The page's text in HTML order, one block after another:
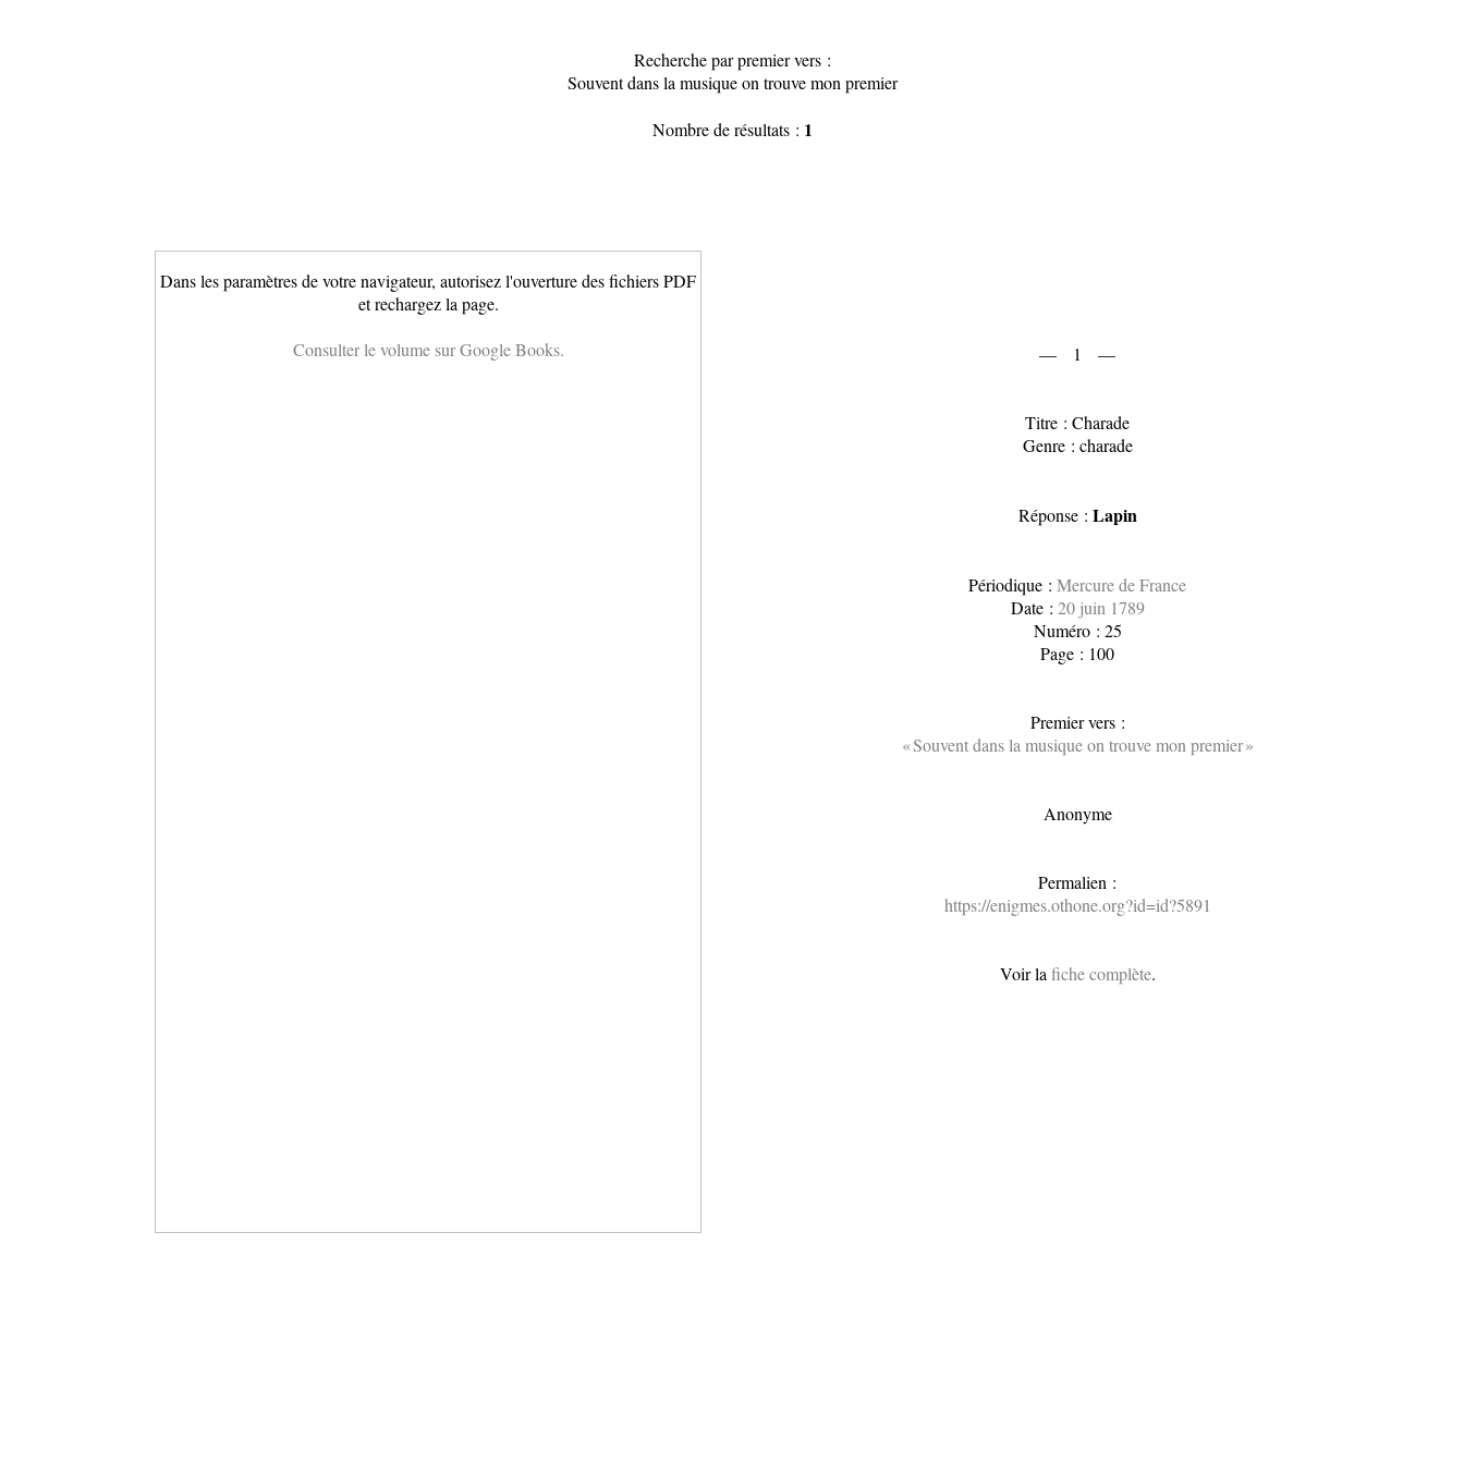
Recherche par premier vers :
Souvent dans la musique on trouve mon premier
Nombre de résultats : 1
Dans les paramètres de votre navigateur, autorisez l'ouverture des fichiers PDF
et rechargez la page.
Consulter le volume sur Google Books.
— 1 —
Titre : Charade
Genre : charade
Réponse : Lapin
Périodique :Mercure de France
Date : 20 juin 1789
Numéro : 25
Page : 100
Premier vers :
« Souvent dans la musique on trouve mon premier »
Anonyme
Permalien :
https://enigmes.othone.org?id=id?5891
Voir la fiche complète.